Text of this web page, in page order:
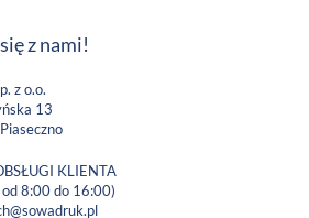
z nami!
z o.o.
13
KLIENTA
od 8:00 do 16:00)